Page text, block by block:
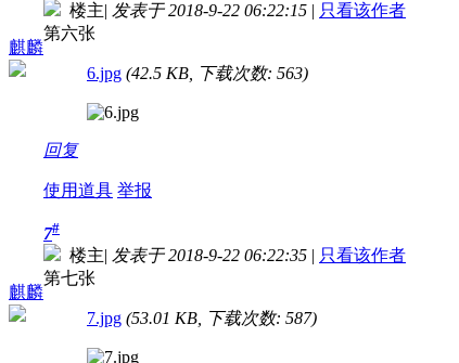
麒麟
楼主| 发表于 2018-9-22 06:22:15 | 只看该作者
第六张
6.jpg (42.5 KB, 下载次数: 563)
回复
使用道具 举报
麒麟
7#
楼主| 发表于 2018-9-22 06:22:35 | 只看该作者
第七张
7.jpg (53.01 KB, 下载次数: 587)